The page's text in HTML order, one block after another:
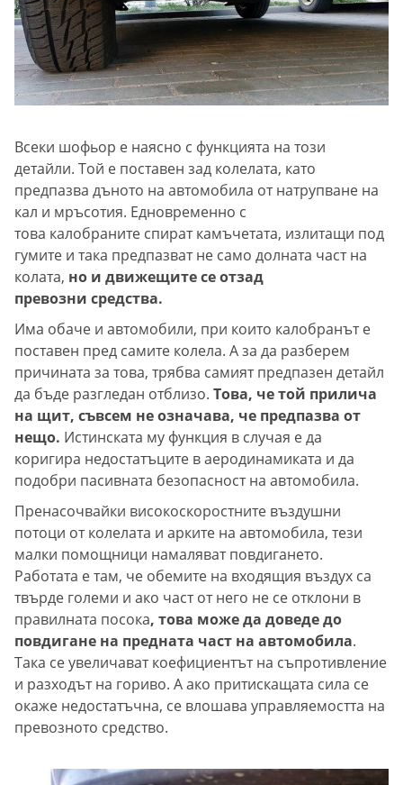
Всеки шофьор е наясно с функцията на този
детайли. Той е поставен зад колелата, като
предпазва дъното на автомобила от натрупване на
кал и мръсотия. Едновременно с
това калобраните спират камъчетата, излитащи под
гумите и така предпазват не само долната част на
колата, но и движещите се отзад
превозни средства.
Има обаче и автомобили, при които калобранът е
поставен пред самите колела. А за да разберем
причината за това, трябва самият предпазен детайл
да бъде разгледан отблизо. Това, че той прилича
на щит, съвсем не означава, че предпазва от
нещо. Истинската му функция в случая е да
коригира недостатъците в аеродинамиката и да
подобри пасивната безопасност на автомобила.
Пренасочвайки високоскоростните въздушни
потоци от колелата и арките на автомобила, тези
малки помощници намаляват повдигането.
Работата е там, че обемите на входящия въздух са
твърде големи и ако част от него не се отклони в
правилната посока, това може да доведе до
повдигане на предната част на автомобила.
Така се увеличават коефициентът на съпротивление
и разходът на гориво. А ако притискащата сила се
окаже недостатъчна, се влошава управляемостта на
превозното средство.